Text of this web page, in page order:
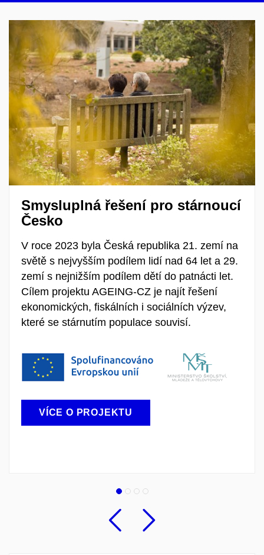
Smysluplná řešení pro stárnoucí
Česko
V roce 2023 byla Česká republika 21. zemí na
světě s nejvyšším podílem lidí nad 64 let a 29.
zemí s nejnižším podílem dětí do patnácti let.
Cílem projektu AGEING-CZ je najít řešení
ekonomických, fiskálních i sociálních výzev,
které se stárnutím populace souvisí.
VÍCE O PROJEKTU
Předchozí